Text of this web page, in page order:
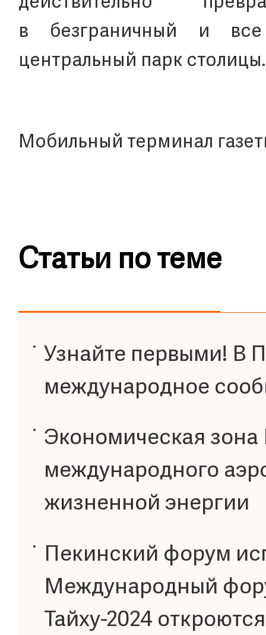
в безграничный и
центральный парк столицы.
Мобильный терминал
Статьи по теме
Узнайте первыми! В
международное
Экономическая зона
международного
жизненной энергии
Пекинский форум
Международный
Тайху-2024